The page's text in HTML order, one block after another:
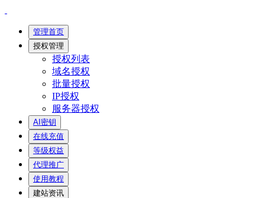
管理首页
授权管理
授权列表
域名授权
批量授权
IP授权
服务器授权
AI密钥
在线充值
等级权益
代理推广
使用教程
建站资讯